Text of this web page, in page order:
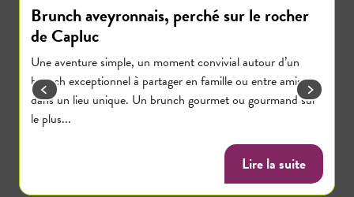
Brunch aveyronnais, perché sur le rocher
de Capluc
Une aventure simple, un moment convivial autour d’un
brunch exceptionnel à partager en famille ou entre amis,
dans un lieu unique. Un brunch gourmet ou gourmand sur
le plus...
Lire la suite